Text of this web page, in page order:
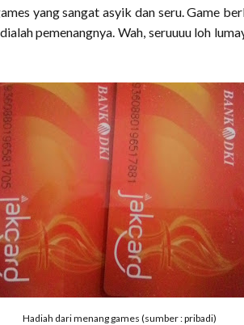
yang sangat asyik dan seru. Game
pemenangnya. Wah, seruuuu loh
Hadiah dari menang games (sumber : pribadi)